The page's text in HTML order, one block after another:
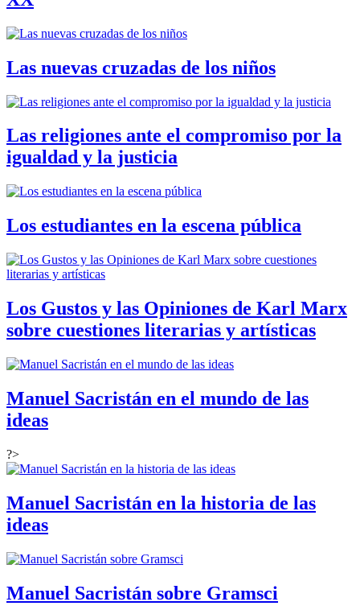
Las nuevas cruzadas de los niños
Las religiones ante el compromiso por la
igualdad y la justicia
Los estudiantes en la escena pública
Los Gustos y las Opiniones de Karl Marx
sobre cuestiones literarias y artísticas
Manuel Sacristán en el mundo de las
ideas
?>
Manuel Sacristán en la historia de las
ideas
Manuel Sacristán sobre Gramsci